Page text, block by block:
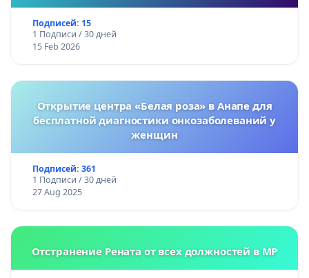
Подписей: 15
1 Подписи / 30 дней
15 Feb 2026
Открытие центра «Белая роза» в Анапе для
бесплатной диагностики онкозаболеваний у
женщин
Подписей: 361
1 Подписи / 30 дней
27 Aug 2025
Отстранение Рената от всех должностей в МР